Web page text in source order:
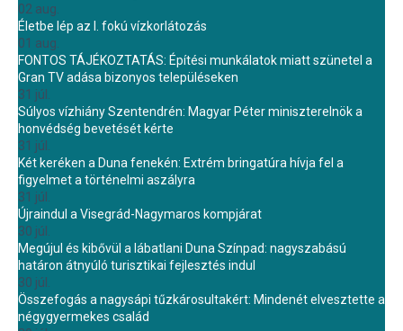
02 aug.
Életbe lép az I. fokú vízkorlátozás
01 aug.
FONTOS TÁJÉKOZTATÁS: Építési munkálatok miatt szünetel a
Gran TV adása bizonyos településeken
31 júl.
Súlyos vízhiány Szentendrén: Magyar Péter miniszterelnök a
honvédség bevetését kérte
31 júl.
Két keréken a Duna fenekén: Extrém bringatúra hívja fel a
figyelmet a történelmi aszályra
31 júl.
Újraindul a Visegrád-Nagymaros kompjárat
30 júl.
Megújul és kibővül a lábatlani Duna Színpad: nagyszabású
határon átnyúló turisztikai fejlesztés indul
30 júl.
Összefogás a nagysápi tűzkárosultakért: Mindenét elvesztette a
négygyermekes család